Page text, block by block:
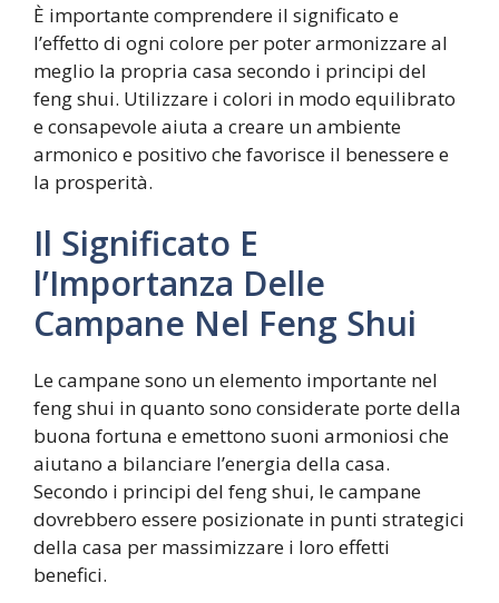
È importante comprendere il significato e
l’effetto di ogni colore per poter armonizzare al
meglio la propria casa secondo i principi del
feng shui. Utilizzare i colori in modo equilibrato
e consapevole aiuta a creare un ambiente
armonico e positivo che favorisce il benessere e
la prosperità.
Il Significato E
l’Importanza Delle
Campane Nel Feng Shui
Le campane sono un elemento importante nel
feng shui in quanto sono considerate porte della
buona fortuna e emettono suoni armoniosi che
aiutano a bilanciare l’energia della casa.
Secondo i principi del feng shui, le campane
dovrebbero essere posizionate in punti strategici
della casa per massimizzare i loro effetti
benefici.